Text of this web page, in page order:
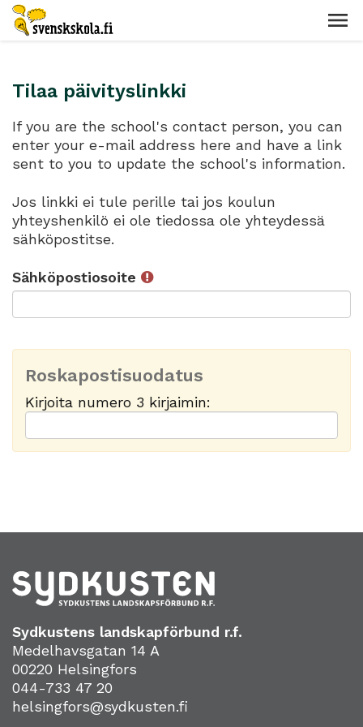
Tilaa päivityslinkki
If you are the school's contact person, you can
enter your e-mail address here and have a link
sent to you to update the school's information.
Jos linkki ei tule perille tai jos koulun
yhteyshenkilö ei ole tiedossa ole yhteydessä
sähköpostitse.
Sähköpostiosoite
Roskapostisuodatus
Kirjoita numero 3 kirjaimin:
Sydkustens landskapförbund r.f.
Medelhavsgatan 14 A
00220 Helsingfors
044-733 47 20
helsingfors@sydkusten.fi